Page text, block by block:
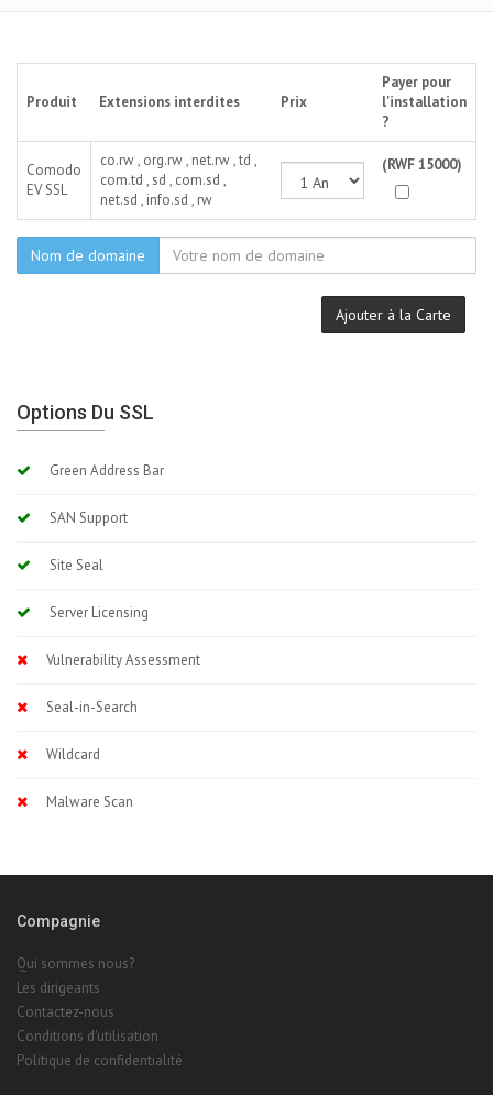
Produit Extensions interdites Prix
Payer pour
l'installation
?
Comodo
EV SSL
co.rw , org.rw , net.rw , td ,
com.td , sd , com.sd ,
net.sd , info.sd , rw
(RWF 15000)
Nom de domaine
Ajouter à la Carte
Options Du SSL
Green Address Bar
SAN Support
Site Seal
Server Licensing
Vulnerability Assessment
Seal-in-Search
Wildcard
Malware Scan
Compagnie
Qui sommes nous?
Les dirigeants
Contactez-nous
Conditions d'utilisation
Politique de confidentialité